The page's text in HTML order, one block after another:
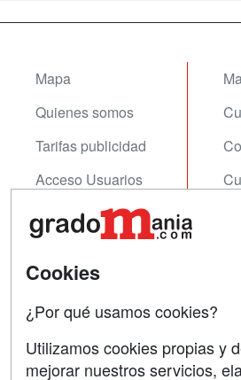
Mapa
Quienes somos
Tarifas publicidad
Acceso Usuarios
Acceso Centros
Contactar
Copyleft
Cookies
¿Por qué usamos cookies?
Utilizamos cookies propias y
mejorar nuestros servicios,